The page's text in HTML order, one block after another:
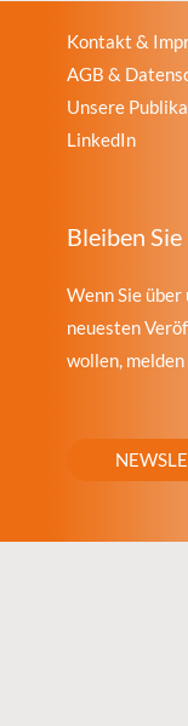
Kontakt &
AGB &
Unsere
LinkedIn
Bleiben
Wenn Sie
neuesten
wollen,